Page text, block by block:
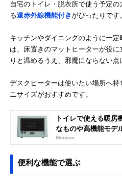
自宅のトイレ・脱衣所で使う予定
る遠赤外線機能付きがぴったりです。
キッチンやダイニングのように一
は、床置きのマットヒーターが役
りと温めるうえ、邪魔にならない点
デスクヒーターは使いたい場所へ持
ニサイズがおすすめです。
トイレで使える暖房
なものや高機能モデ
Moovoo
便利な機能で選ぶ